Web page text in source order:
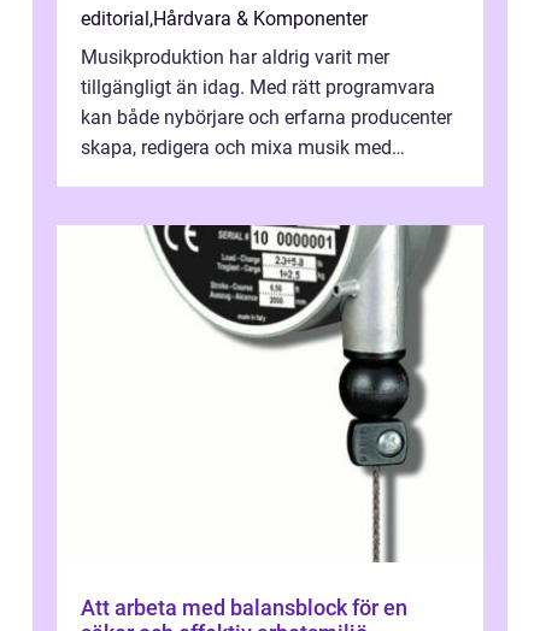
editorial,Hårdvara & Komponenter
Musikproduktion har aldrig varit mer
tillgängligt än idag. Med rätt programvara
kan både nybörjare och erfarna producenter
skapa, redigera och mixa musik med
Att arbeta med balansblock för en